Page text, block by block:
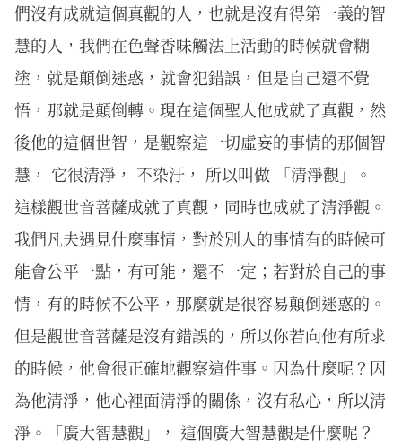
們沒有成就這個真觀的人，也就是沒有得第一義的智
慧的人，我們在色聲香味觸法上活動的時候就會糊
塗，就是顛倒迷惑，就會犯錯誤，但是自己還不覺
悟，那就是顛倒轉。現在這個聖人他成就了真觀，然
後他的這個世智，是觀察這一切虛妄的事情的那個智
慧， 它很清淨， 不染汙， 所以叫做 「清淨觀」。
這樣觀世音菩薩成就了真觀，同時也成就了清淨觀。
我們凡夫遇見什麼事情，對於別人的事情有的時候可
能會公平一點，有可能，還不一定；若對於自己的事
情，有的時候不公平，那麼就是很容易顛倒迷惑的。
但是觀世音菩薩是沒有錯誤的，所以你若向他有所求
的時候，他會很正確地觀察這件事。因為什麼呢？因
為他清淨，他心裡面清淨的關係，沒有私心，所以清
淨。「廣大智慧觀」， 這個廣大智慧觀是什麼呢？